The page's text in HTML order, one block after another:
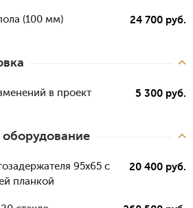
(100 мм) 24 700 руб.
в проект 5 300 руб.
95х65 с
планкой
20 400 руб.